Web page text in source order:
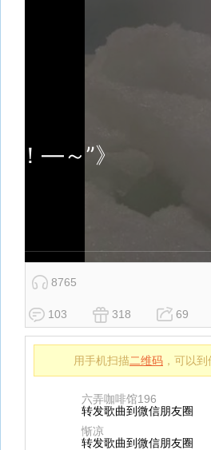
8765
103 318 69
用手机扫描二维码 ，可以
六弄咖啡馆196
转发歌曲到微信朋友圈
惭凉
转发歌曲到微信朋友圈